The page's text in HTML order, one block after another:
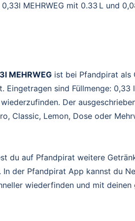
MEHRWEG mit 0.33 L und
MEHRWEG ist bei Pfandpirat als
Eingetragen sind Füllmenge: 0,33
Der
Classic, Lemon, Dose oder
du auf Pfandpirat weitere
der Pfandpirat App kannst du
wiederfinden und mit deinen